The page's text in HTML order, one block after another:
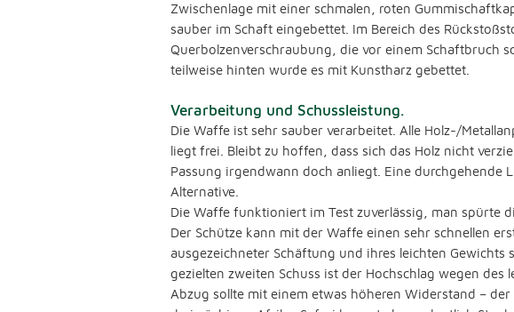
Zwischenlage mit einer schmalen, roten
sauber im Schaft eingebettet. Im Bereich des
Querbolzenverschraubung, die vor einem Schaftbruch
teilweise hinten wurde es mit Kunstharz gebettet.
Verarbeitung und Schussleistung.
Die Waffe ist sehr sauber verarbeitet. Alle Holz-/
liegt frei. Bleibt zu hoffen, dass sich das Holz nicht
Passung irgendwann doch anliegt. Eine durchgehende
Alternative.
Die Waffe funktioniert im Test zuverlässig, man spürte
Der Schütze kann mit der Waffe einen sehr schnellen
ausgezeichneter Schäftung und ihres leichten Gewichts
gezielten zweiten Schuss ist der Hochschlag wegen
Abzug sollte mit einem etwas höheren Widerstand –